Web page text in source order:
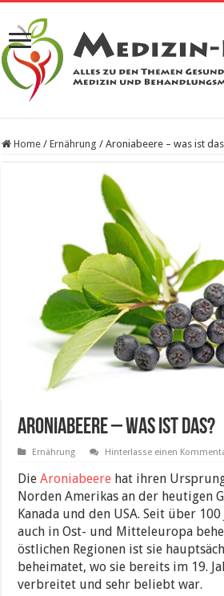
Home / Ernährung / Aroniabeere – was ist
Aroniabeere – was ist das?
Ernährung Hinterlasse einen
DieAroniabeere hat ihren
Norden Amerikas an der heutigen
Kanada und den USA. Seit über
auch in Ost- und Mitteleuropa
östlichen Regionen ist sie
beheimatet, wo sie bereits im 19.
verbreitet und sehr beliebt war.